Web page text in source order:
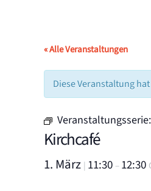
« Alle Veranstaltungen
Diese Veranstaltung
Veranstaltungsserie:
Kirchcafé
1. März | 11:30 –12:30